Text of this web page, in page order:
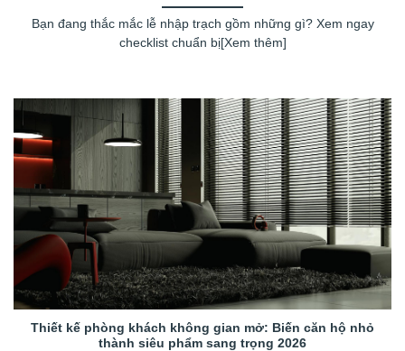
Bạn đang thắc mắc lễ nhập trạch gồm những gì? Xem ngay
checklist chuẩn bị[Xem thêm]
Thiết kế phòng khách không gian mở: Biến căn hộ nhỏ
thành siêu phẩm sang trọng 2026